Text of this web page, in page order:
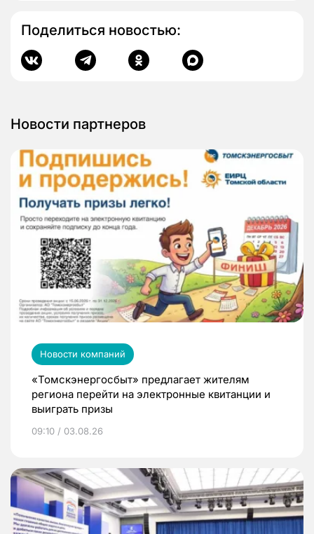
Поделиться новостью:
Новости партнеров
Новости компаний
«Томскэнергосбыт» предлагает жителям
региона перейти на электронные квитанции и
выиграть призы
09:10 / 03.08.26